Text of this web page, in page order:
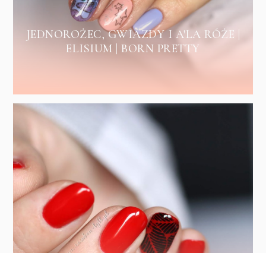
JEDNOROŻEC, GWIAZDY I A'LA RÓŻE |
ELISIUM | BORN PRETTY